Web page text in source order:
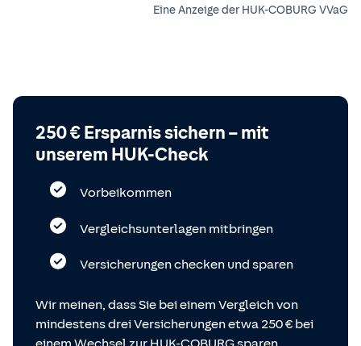
Eine Anzeige der HUK-COBURG VVaG
250 € Ersparnis sichern – mit
unserem HUK-Check
Vorbeikommen
Vergleichsunterlagen mitbringen
Versicherungen checken und sparen
Wir meinen, dass Sie bei einem Vergleich von
mindestens drei Versicherungen etwa 250 € bei